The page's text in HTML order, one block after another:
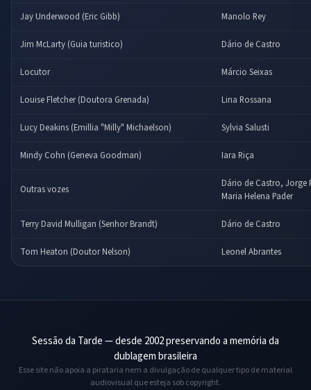
Jay Underwood (Eric Gibb) Manolo Rey
Jim McLarty (Guia turistico) Dário de Castro
Locutor Márcio Seixas
Louise Fletcher (Doutora Grenada) Lina Rossana
Lucy Deakins (Emillia "Milly" Michaelson) Sylvia Salusti
Mindy Cohn (Geneva Goodman) Iara Riça
Outras vozes
Dário de Castro, Jorge
Maria Helena Pader
Terry David Mulligan (Senhor Brandt) Dário de Castro
Tom Heaton (Doutor Nelson) Leonel Abrantes
Sessão da Tarde — desde 2002 preservando a memória da
dublagem brasileira
Esse site não apoia a pirataria nem a divulgação de qualquer tipo de material
audiovisual que esteja sob copyright.